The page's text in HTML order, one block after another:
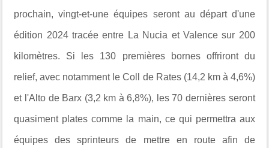
prochain, vingt-et-une équipes seront au départ d'une
édition 2024 tracée entre La Nucia et Valence sur 200
kilomètres. Si les 130 premières bornes offriront du
relief, avec notamment le Coll de Rates (14,2 km à 4,6%)
et l'Alto de Barx (3,2 km à 6,8%), les 70 dernières seront
quasiment plates comme la main, ce qui permettra aux
équipes des sprinteurs de mettre en route afin de